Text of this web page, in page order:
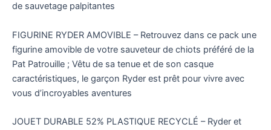
de sauvetage palpitantes
FIGURINE RYDER AMOVIBLE – Retrouvez dans ce pack une
figurine amovible de votre sauveteur de chiots préféré de la
Pat Patrouille ; Vêtu de sa tenue et de son casque
caractéristiques, le garçon Ryder est prêt pour vivre avec
vous d’incroyables aventures
JOUET DURABLE 52% PLASTIQUE RECYCLÉ – Ryder et